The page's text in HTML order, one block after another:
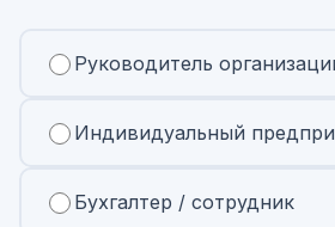
Руководитель
Индивидуальный
Бухгалтер / сотрудник